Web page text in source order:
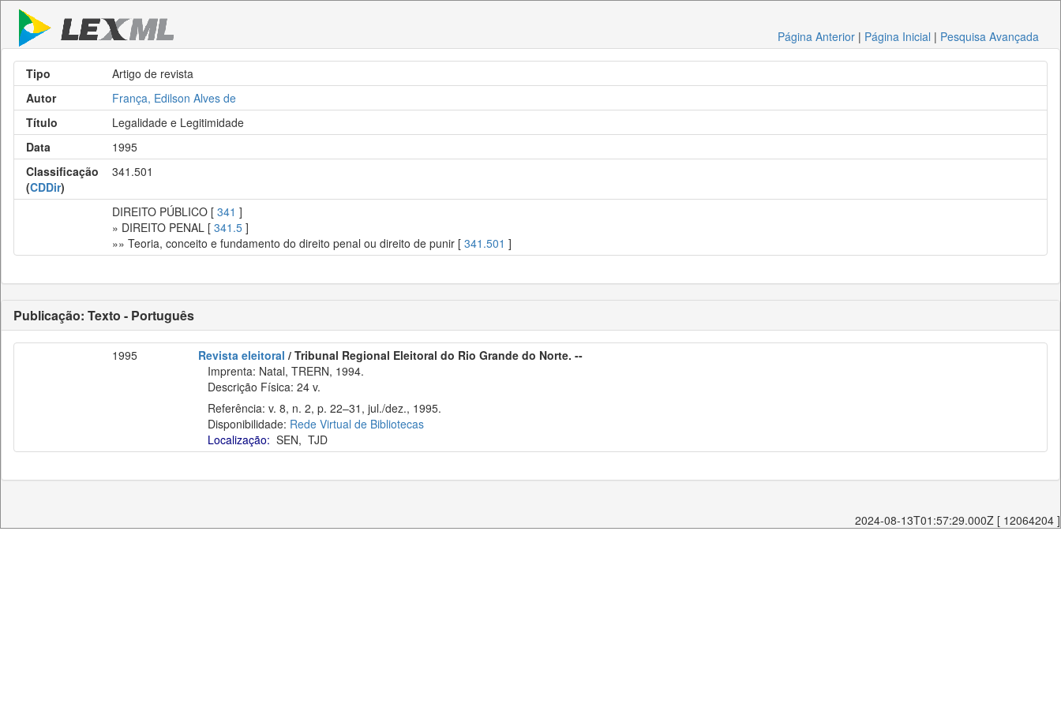
Página Anterior | Página Inicial | Pesquisa Avançada
Tipo
Artigo de revista
Autor
França, Edilson Alves de
Título
Legalidade e Legitimidade
Data
1995
Classificação
(CDDir)
341.501
DIREITO PÚBLICO [ 341 ]
» DIREITO PENAL [ 341.5 ]
»» Teoria, conceito e fundamento do direito penal ou direito de punir [ 341.501 ]
Publicação: Texto - Português
1995 Revista eleitoral / Tribunal Regional Eleitoral do Rio Grande do Norte. --
Imprenta: Natal, TRERN, 1994.
Descrição Física: 24 v.
Referência: v. 8, n. 2, p. 22–31, jul./dez., 1995.
Disponibilidade: Rede Virtual de Bibliotecas
Localização: SEN, TJD
2024-08-13T01:57:29.000Z [ 12064204 ]